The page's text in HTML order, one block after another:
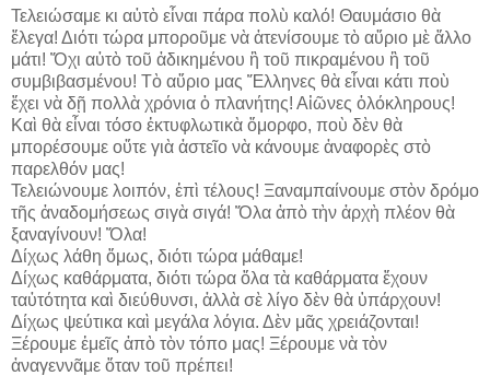
Τελειώσαμε κι αὐτὸ εἶναι πάρα πολὺ καλό! Θαυμάσιο θὰ
ἔλεγα! Διότι τώρα μποροῦμε νὰ ἀτενίσουμε τὸ αὔριο μὲ ἄλλο
μάτι! Ὄχι αὐτὸ τοῦ ἀδικημένου ἢ τοῦ πικραμένου ἢ τοῦ
συμβιβασμένου! Τὸ αὔριο μας Ἕλληνες θὰ εἶναι κάτι ποὺ
ἔχει νὰ δῇ πολλὰ χρόνια ὁ πλανήτης! Αἰῶνες ὀλόκληρους!
Καὶ θὰ εἶναι τόσο ἐκτυφλωτικὰ ὄμορφο, ποὺ δὲν θὰ
μπορέσουμε οὔτε γιὰ ἀστεῖο νὰ κάνουμε ἀναφορὲς στὸ
παρελθόν μας!
Τελειώνουμε λοιπόν, ἐπὶ τέλους! Ξαναμπαίνουμε στὸν δρόμο
τῆς ἀναδομήσεως σιγὰ σιγά! Ὅλα ἀπὸ τὴν ἀρχὴ πλέον θὰ
ξαναγίνουν! Ὅλα!
Δίχως λάθη ὅμως, διότι τώρα μάθαμε!
Δίχως καθάρματα, διότι τώρα ὅλα τὰ καθάρματα ἔχουν
ταὐτότητα καὶ διεύθυνσι, ἀλλὰ σὲ λίγο δὲν θὰ ὑπάρχουν!
Δίχως ψεύτικα καὶ μεγάλα λόγια. Δὲν μᾶς χρειάζονται!
Ξέρουμε ἐμεῖς ἀπὸ τὸν τόπο μας! Ξέρουμε νὰ τὸν
ἀναγεννᾶμε ὅταν τοῦ πρέπει!